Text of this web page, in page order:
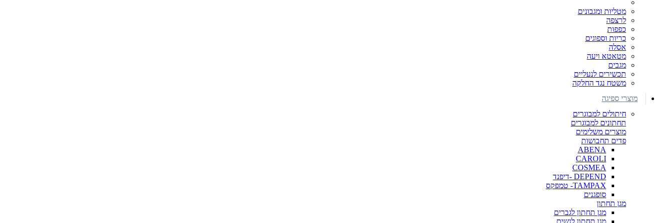
מטליות ומגבונים
לרצפה
כפפות
כריות וספוגים
אסלה
מטאטא ויעה
מגבים
תכשירים לנעליים
משטח נגד החלקה
מוצרי ספיגה
חיתולים למבוגרים
תחתונים למבוגרים
מוצרים משלימים
פדים תחבושות
ABENA
CAROLI
COSMEA
DEPEND -דיפנד
TAMPAX- טמפקס
סופגנים
מגן תחתון
מגן תחתון לגברים
מגן תחתון לנשים